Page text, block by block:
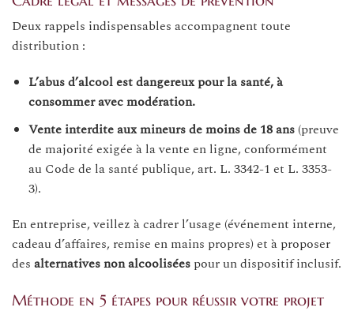
Deux rappels indispensables accompagnent toute
distribution :
L’abus d’alcool est dangereux pour la santé, à
consommer avec modération.
Vente interdite aux mineurs de moins de 18 ans(preuve
de majorité exigée à la vente en ligne, conformément
au Code de la santé publique, art. L. 3342-1 et L. 3353-
3).
En entreprise, veillez à cadrer l’usage (événement interne,
cadeau d’affaires, remise en mains propres) et à proposer
des alternatives non alcoolisées pour un dispositif inclusif.
Méthode en 5 étapes pour réussir votre projet